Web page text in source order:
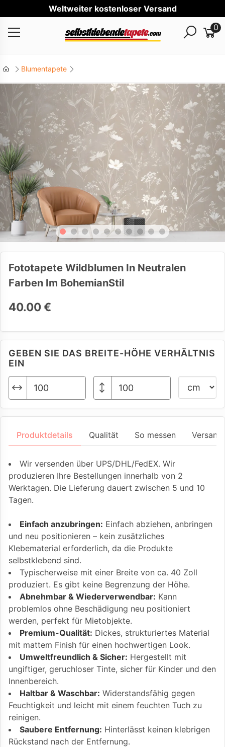
We
0
Blumentapete
Fototapete Wildblumen In Neutralen
Farben Im BohemianStil
40.00 €
GEBEN SIE DAS BREITE-HÖHE VERHÄLTNIS
EIN
Produktdetails Qualität So messen
Wir versenden über UPS/DHL/FedEX. Wir
produzieren Ihre Bestellungen innerhalb von 2
Werktagen. Die Lieferung dauert zwischen 5 und 10
Tagen.
Einfach anzubringen: Einfach abziehen, anbringen
und neu positionieren – kein zusätzliches
Klebematerial erforderlich, da die Produkte
selbstklebend sind.
Typischerweise mit einer Breite von ca. 40 Zoll
produziert. Es gibt keine Begrenzung der Höhe.
Abnehmbar & Wiederverwendbar: Kann
problemlos ohne Beschädigung neu positioniert
werden, perfekt für Mietobjekte.
Premium-Qualität: Dickes, strukturiertes Material
mit mattem Finish für einen hochwertigen Look.
Umweltfreundlich & Sicher: Hergestellt mit
ungiftiger, geruchloser Tinte, sicher für Kinder und den
Innenbereich.
Haltbar & Waschbar: Widerstandsfähig gegen
Feuchtigkeit und leicht mit einem feuchten Tuch zu
reinigen.
Saubere Entfernung: Hinterlässt keinen klebrigen
Rückstand nach der Entfernung.